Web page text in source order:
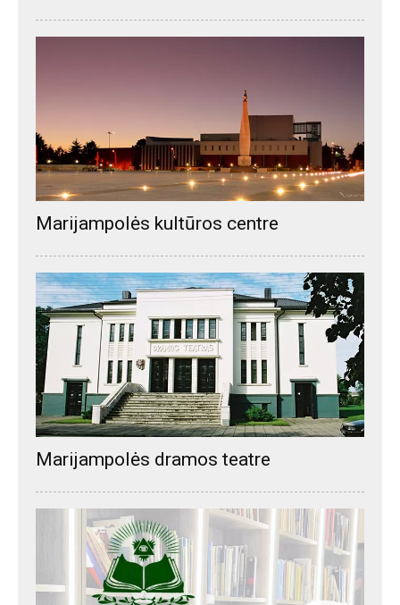
Marijampolės kultūros centre
Marijampolės dramos teatre